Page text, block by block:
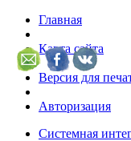
Главная
Карта сайта
Версия для
Авторизация
Системная